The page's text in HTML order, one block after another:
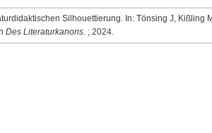
Silhouettierung. In: Tönsing J, Kißling
Des Literaturkanons . ; 2024.